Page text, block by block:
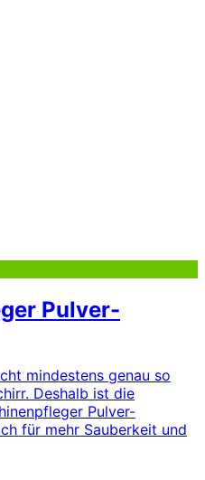
Pulver-
mindestens genau so
Deshalb ist die
Pulver-
für mehr Sauberkeit und